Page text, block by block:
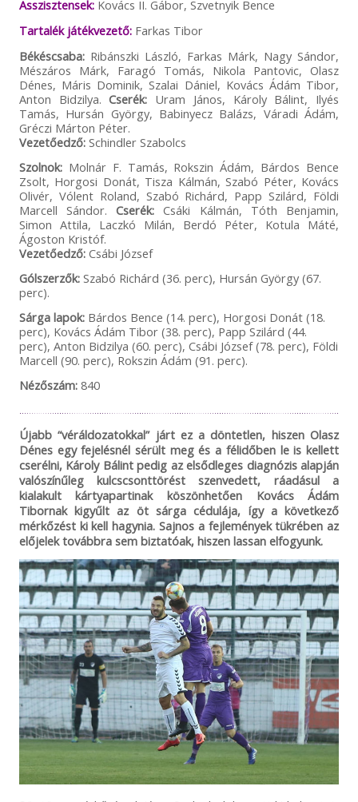
Asszisztensek:Kovács II. Gábor, Szvetnyik Bence
Tartalék játékvezető: Farkas Tibor
Békéscsaba:Ribánszki László, Farkas Márk, Nagy Sándor,
Mészáros Márk, Faragó Tomás, Nikola Pantovic, Olasz
Dénes, Máris Dominik, Szalai Dániel, Kovács Ádám Tibor,
Anton Bidzilya.Cserék: Uram János, Károly Bálint, Ilyés
Tamás, Hursán György, Babinyecz Balázs, Váradi Ádám,
Gréczi Márton Péter.
Vezetőedző:Schindler Szabolcs
Szolnok:Molnár F. Tamás, Rokszin Ádám, Bárdos Bence
Zsolt, Horgosi Donát, Tisza Kálmán, Szabó Péter, Kovács
Olivér, Vólent Roland, Szabó Richárd, Papp Szilárd, Földi
Marcell Sándor.Cserék: Csáki Kálmán, Tóth Benjamin,
Simon Attila, Laczkó Milán, Berdó Péter, Kotula Máté,
Ágoston Kristóf.
Vezetőedző:Csábi József
Gólszerzők:Szabó Richárd (36. perc), Hursán György (67.
perc).
Sárga lapok:Bárdos Bence (14. perc), Horgosi Donát (18.
perc), Kovács Ádám Tibor (38. perc), Papp Szilárd (44.
perc), Anton Bidzilya (60. perc), Csábi József (78. perc), Földi
Marcell (90. perc), Rokszin Ádám (91. perc).
Nézőszám:840
Újabb “véráldozatokkal” járt ez a döntetlen, hiszen Olasz
Dénes egy fejelésnél sérült meg és a félidőben le is kellett
cserélni, Károly Bálint pedig az elsődleges diagnózis alapján
valószínűleg kulcscsonttörést szenvedett, ráadásul a
kialakult kártyapartinak köszönhetően Kovács Ádám
Tibornak kigyűlt az öt sárga cédulája, így a következő
mérkőzést ki kell hagynia. Sajnos a fejlemények tükrében az
előjelek továbbra sem biztatóak, hiszen lassan elfogyunk.